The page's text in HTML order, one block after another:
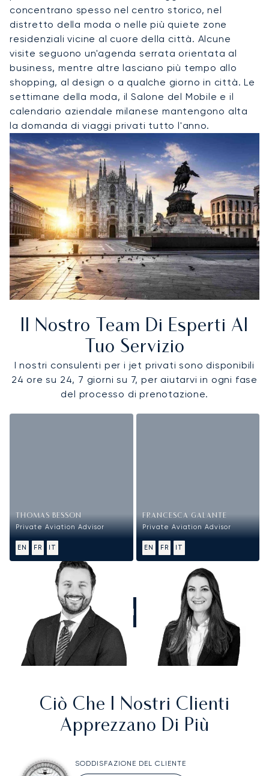
concentrano spesso nel centro storico, nel
distretto della moda o nelle più quiete zone
residenziali vicine al cuore della città. Alcune
visite seguono un'agenda serrata orientata al
business, mentre altre lasciano più tempo allo
shopping, al design o a qualche giorno in città. Le
settimane della moda, il Salone del Mobile e il
calendario aziendale milanese mantengono alta
la domanda di viaggi privati tutto l'anno.
Il Nostro Team Di Esperti Al
Tuo Servizio
I nostri consulenti per i jet privati sono disponibili
24 ore su 24, 7 giorni su 7, per aiutarvi in ogni fase
del processo di prenotazione.
THOMAS BESSON
Private Aviation Advisor
EN FR IT
FRANCESCA GALANTE
Private Aviation Advisor
EN FR IT
CHIAMATECI
Ciò Che I Nostri Clienti
Apprezzano Di Più
SODDISFAZIONE DEL CLIENTE